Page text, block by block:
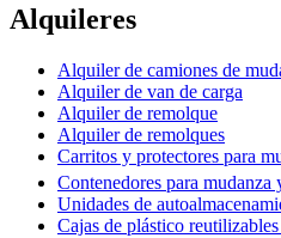
Alquileres
Alquiler de camiones de
Alquiler de van de carga
Alquiler de remolque
Alquiler de remolques
Carritos y protectores para
Contenedores para mudanza
Unidades de
Cajas de plástico